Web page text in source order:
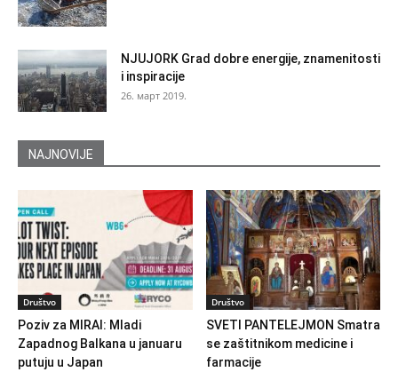
NJUJORK Grad dobre energije, znamenitosti
i inspiracije
26. март 2019.
NAJNOVIJE
Društvo
Poziv za MIRAI: Mladi
Zapadnog Balkana u januaru
putuju u Japan
Društvo
SVETI PANTELEJMON Smatra
se zaštitnikom medicine i
farmacije